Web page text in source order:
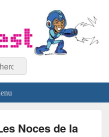
:
Noces de la